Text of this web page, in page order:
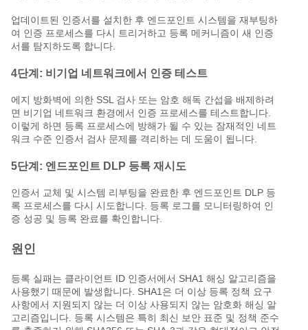
업데이트된 인증서를 설치한 후 엔드포인트 시스템을 재부팅하
여 인증 프로세스를 다시 트리거하고 등록 메커니즘이 새 인증
서를 탐지하도록 합니다.
4단계: 비기업 네트워크에서 인증 테스트
에지 방화벽에 의한 SSL 검사 또는 암호 해독 간섭을 배제하려
면 비기업 네트워크 환경에서 인증 프로세스를 테스트합니다.
이렇게 하면 등록 프로세스에 방해가 될 수 있는 잠재적인 네트
워크 수준 인증서 검사 문제를 격리하는 데 도움이 됩니다.
5단계: 엔드포인트 DLP 등록 재시도
인증서 교체 및 시스템 리부팅을 완료한 후 엔드포인트 DLP 등
록 프로세스를 다시 시도합니다. 등록 로그를 모니터링하여 인
증 성공 및 등록 완료를 확인합니다.
원인
등록 실패는 클라이언트 ID 인증서에서 SHA1 해싱 알고리즘을
사용했기 때문에 발생합니다. SHA1은 더 이상 등록 정책 요구
사항에서 지원되지 않는 더 이상 사용되지 않는 암호화 해싱 알
고리즘입니다. 등록 시스템은 특히 최신 보안 표준 및 정책 준수